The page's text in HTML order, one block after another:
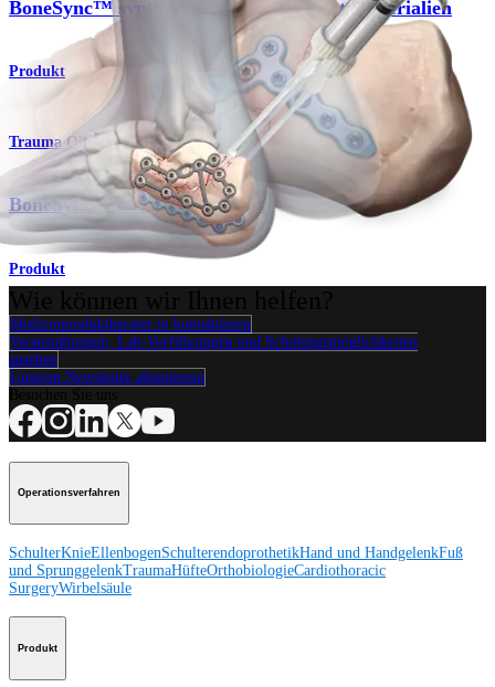
BoneSync™ synthetische Knochenersatzmaterialien
Produkt
Trauma Obere Extremitäten
BoneSync™ Bone Void Fillers
Produkt
Medizinproduktberater:in kontaktieren
Veranstaltungen, Lab-Vorführungen und Schulungsmöglichkeiten
ansehen
Unseren Newsletter abonnieren
Operationsverfahren
SchulterKnieEllenbogenSchulterendoprothetikHand und HandgelenkFuß
und SprunggelenkTraumaHüfteOrthobiologieCardiothoracic
SurgeryWirbelsäule
Produkt